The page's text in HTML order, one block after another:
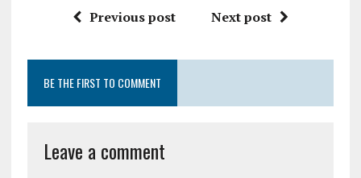
Previous post Next post
BE THE FIRST TO COMMENT
Leave a comment